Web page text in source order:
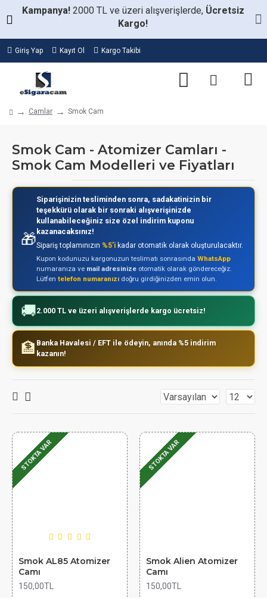
Kampanya! 2000 TL ve üzeri alışverişlerde, Ücretsiz
Kargo!
Giriş Yap Kayıt Ol Kargo Takibi
Camlar Smok Cam
Smok Cam - Atomizer Camları -
Smok Cam Modelleri ve Fiyatları
🎁
Siparişinizin tesliminden sonra, sadakatinizin bir
teşekkürü olarak bir sonraki alışverişinizde
kullanabileceğiniz size özel indirim kuponu
kazanacaksınız!
Sipariş toplamınızın %5'i kadar otomatik olarak oluşturulacaktır.
Kupon kodunuzu kargonuzun teslimatı sonrasında WhatsApp
numaranıza ve mail adresinize otomatik olarak göndereceğiz.
Lütfen telefon numaranızı doğru girdiğinizden emin olun.
🚚2.000 TL ve üzeri alışverişlerde kargo ücretsiz!
🏦 Banka Havalesi / EFT ile ödeyin, anında %5 indirim
kazanın!
STOKTA VAR
Smok AL85 Atomizer
Camı
150,00TL
STOKTA VAR
Smok Alien Atomizer
Camı
150,00TL